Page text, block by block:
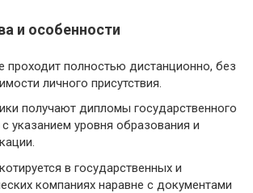
и особенности
проходит полностью дистанционно, без
личного присутствия.
получают дипломы государственного
указанием уровня образования и
в государственных и
компаниях наравне с документами